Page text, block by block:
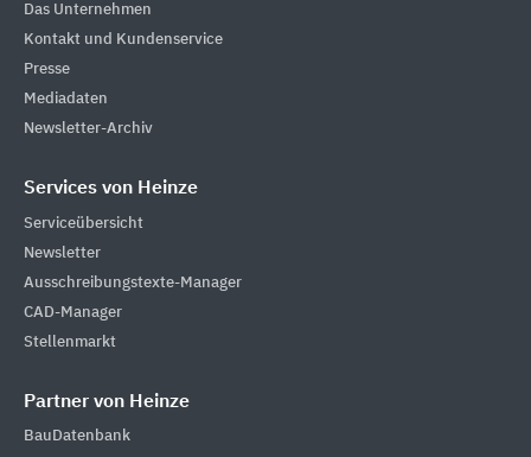
Das Unternehmen
Kontakt und Kundenservice
Presse
Mediadaten
Newsletter-Archiv
Services von Heinze
Serviceübersicht
Newsletter
Ausschreibungstexte-Manager
CAD-Manager
Stellenmarkt
Partner von Heinze
BauDatenbank